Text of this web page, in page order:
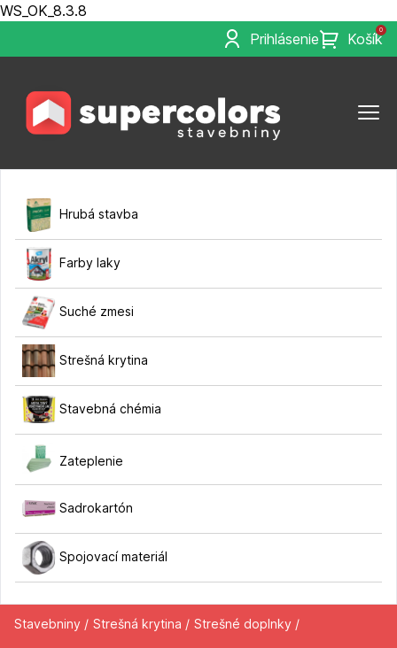
WS_OK_8.3.8
Prihlásenie
0
Košík
Hrubá stavba
Farby laky
Suché zmesi
Strešná krytina
Stavebná chémia
Zateplenie
Sadrokartón
Spojovací materiál
Stavebniny / Strešná krytina / Strešné doplnky /